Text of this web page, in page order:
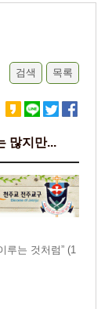
검색 목록
많지만...
루는 것처럼” (1